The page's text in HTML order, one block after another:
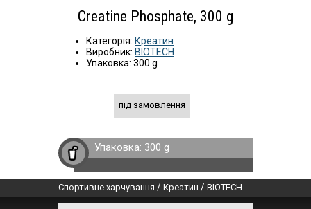
Creatine Phosphate, 300 g
Категорія: Креатин
Виробник: BIOTECH
Упаковка: 300 g
під замовлення
Упаковка: 300 g
Спортивне харчування / Креатин / BIOTECH